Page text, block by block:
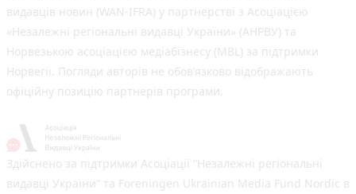
видавців новин (WAN-IFRA) у партнерстві з Асоціацією
«Незалежні регіональні видавці України» (АНРВУ) та
Норвезькою асоціацією медіабізнесу (MBL) за підтримки
Норвегії. Погляди авторів не обов’язково відображають
офіційну позицію партнерів програми.
Здійснено за підтримки Асоціації “Незалежні регіональні
видавці України” та Foreningen Ukrainian Media Fund Nordic в